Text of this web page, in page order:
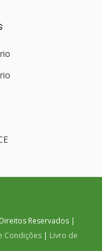
Reservados |
Condições| Livro de